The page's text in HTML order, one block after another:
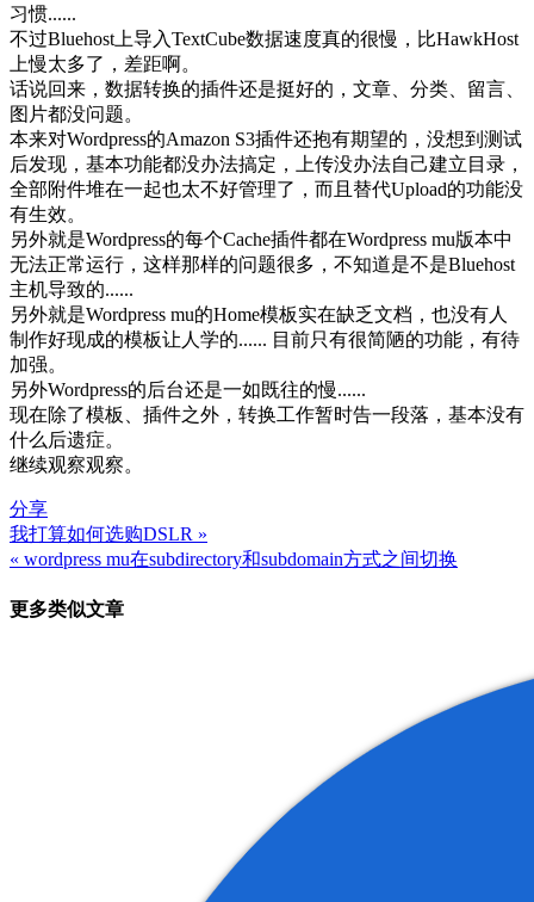
习惯......
不过Bluehost上导入TextCube数据速度真的很慢，比HawkHost
上慢太多了，差距啊。
话说回来，数据转换的插件还是挺好的，文章、分类、留言、
图片都没问题。
本来对Wordpress的Amazon S3插件还抱有期望的，没想到测试
后发现，基本功能都没办法搞定，上传没办法自己建立目录，
全部附件堆在一起也太不好管理了，而且替代Upload的功能没
有生效。
另外就是Wordpress的每个Cache插件都在Wordpress mu版本中
无法正常运行，这样那样的问题很多，不知道是不是Bluehost
主机导致的......
另外就是Wordpress mu的Home模板实在缺乏文档，也没有人
制作好现成的模板让人学的...... 目前只有很简陋的功能，有待
加强。
另外Wordpress的后台还是一如既往的慢......
现在除了模板、插件之外，转换工作暂时告一段落，基本没有
什么后遗症。
继续观察观察。
分享
文
章
导
我打算如何选购DSLR »
« wordpress mu在subdirectory和subdomain方式之间切换
更多类似文章